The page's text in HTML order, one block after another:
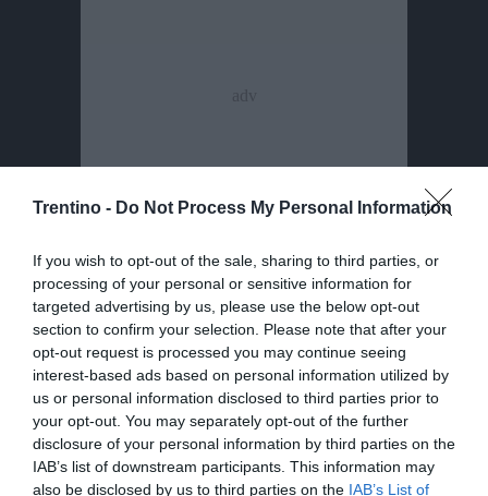
Trentino - Do Not Process My Personal Information
If you wish to opt-out of the sale, sharing to third parties, or
processing of your personal or sensitive information for
targeted advertising by us, please use the below opt-out
section to confirm your selection. Please note that after your
opt-out request is processed you may continue seeing
interest-based ads based on personal information utilized by
us or personal information disclosed to third parties prior to
your opt-out. You may separately opt-out of the further
disclosure of your personal information by third parties on the
IAB’s list of downstream participants. This information may
also be disclosed by us to third parties on the IAB’s List of
Il superstite non ha esitato a dire che nel lavoro
nei campi c'è una «grande mafia del Pakistan»,
riferendo che i due fermati minacciavano lui e i
suoi amici con coltelli e pistole.
Adesso le sue parole saranno vagliate dagli
investigatori per risalire al movente, anche